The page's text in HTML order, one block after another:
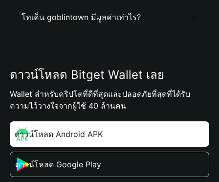
โทเค็น goblintown มีมูลค่าเท่าไร?
ดาวน์โหลด Bitget Wallet เลย
Wallet สำหรับคริปโตที่ดีที่สุดและปลอดภัยที่สุดที่ได้รับ
ความไว้วางใจจากผู้ใช้ 40 ล้านคน
ดาวน์โหลด Android APK
ดาวน์โหลด Google Play